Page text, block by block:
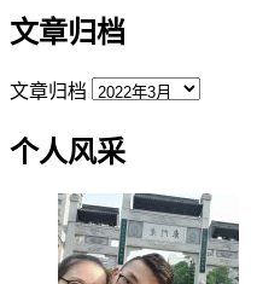
文章归档
文章归档
个人风采